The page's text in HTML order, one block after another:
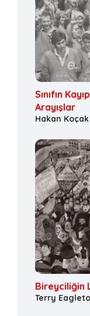
Sınıfın
Arayışlar
Hakan Koçak
Bireyciliğin
Terry